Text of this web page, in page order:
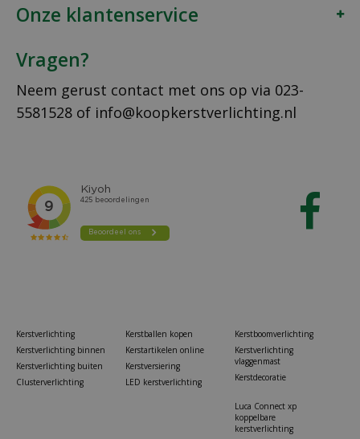
Onze klantenservice
Vragen?
Neem gerust contact met ons op via 023-
5581528 of info@koopkerstverlichting.nl
Kerstverlichting
Kerstverlichting binnen
Kerstverlichting buiten
Clusterverlichting
Kerstballen kopen
Kerstartikelen online
Kerstversiering
LED kerstverlichting
Kerstboomverlichting
Kerstverlichting
vlaggenmast
Kerstdecoratie
Luca Connect xp
koppelbare
kerstverlichting